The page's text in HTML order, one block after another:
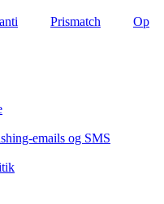
Prismatch
Op
emails og SMS